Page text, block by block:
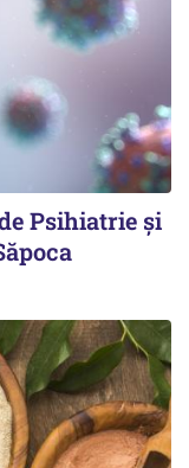
Psihiatrie şi